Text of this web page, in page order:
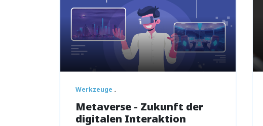
Werkzeuge
Metaverse - Zukunft der
digitalen Interaktion